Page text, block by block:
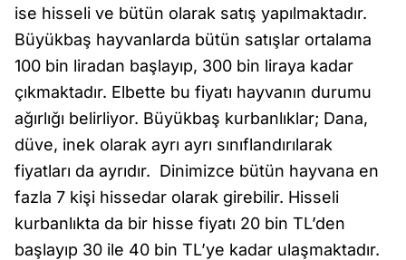
ise hisseli ve bütün olarak satış yapılmaktadır.
Büyükbaş hayvanlarda bütün satışlar ortalama
100 bin liradan başlayıp, 300 bin liraya kadar
çıkmaktadır. Elbette bu fiyatı hayvanın durumu
ağırlığı belirliyor. Büyükbaş kurbanlıklar; Dana,
düve, inek olarak ayrı ayrı sınıflandırılarak
fiyatları da ayrıdır. Dinimizce bütün hayvana en
fazla 7 kişi hissedar olarak girebilir. Hisseli
kurbanlıkta da bir hisse fiyatı 20 bin TL’den
başlayıp 30 ile 40 bin TL’ye kadar ulaşmaktadır.